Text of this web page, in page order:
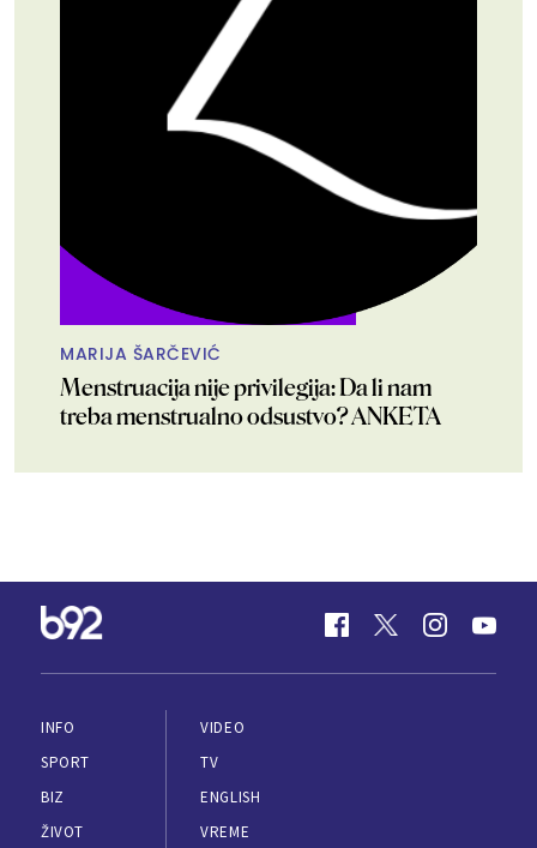
MARIJA ŠARČEVIĆ
Menstruacija nije privilegija: Da li nam
treba menstrualno odsustvo? ANKETA
INFO
SPORT
BIZ
ŽIVOT
VIDEO
TV
ENGLISH
VREME